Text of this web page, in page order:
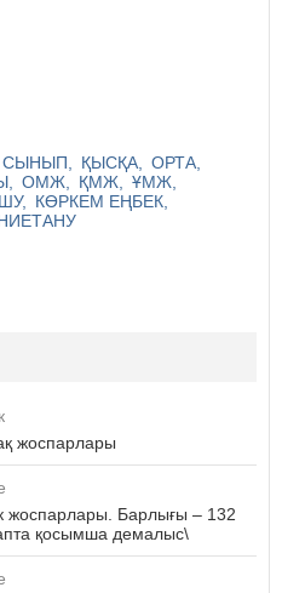
СЫНЫП ҚЫСҚА
ОРТА
ОМЖ ҚМЖ
ҰМЖ
КӨРКЕМ ЕҢБЕК
жоспарлары
жоспарлары. Барлығы – 132
қосымша демалыс\